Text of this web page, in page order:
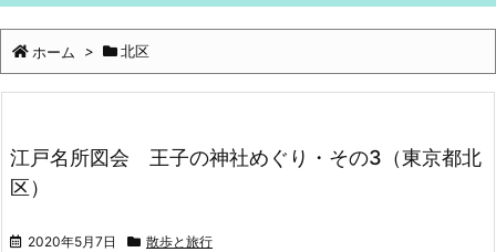
ホーム > 北区
江戸名所図会 王子の神社めぐり・その3（東京都北
区）
2020年5月7日 散歩と旅行